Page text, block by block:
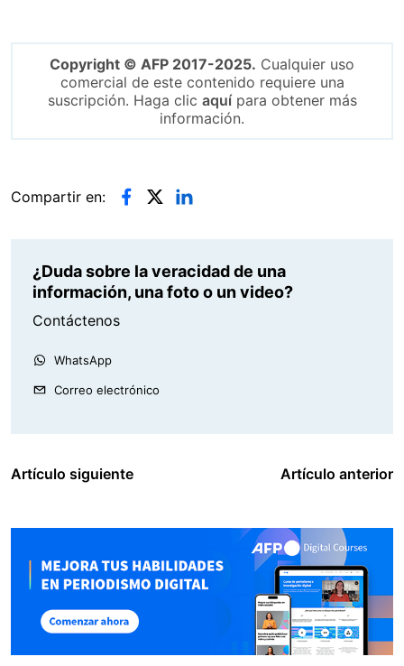
Copyright © AFP 2017-2025. Cualquier uso
comercial de este contenido requiere una
suscripción. Haga clic aquípara obtener más
información.
Compartir en:
¿Duda sobre la veracidad de una
información, una foto o un video?
Contáctenos
WhatsApp
Correo electrónico
Artículo siguiente Artículo anterior